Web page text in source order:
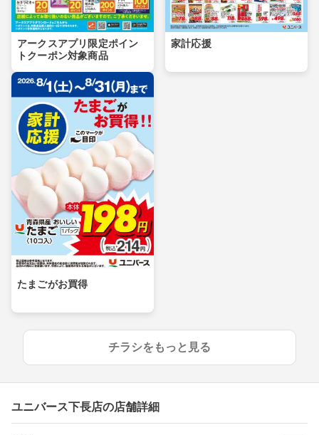
アークスアプリ限定ポイン
トクーポン対象商品
家計応援
たまごがお買得
チラシをもっと見る
ユニバース下長店の店舗詳細